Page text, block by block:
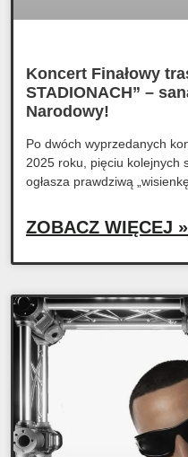
Koncert Finałowy
STADIONACH” –
Narodowy!
Po dwóch wyprzedanych
2025 roku, pięciu kolejnych
ogłasza prawdziwą
ZOBACZ WIĘCEJ »